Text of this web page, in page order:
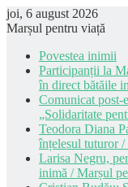
joi, 6 august 2026
Marșul pentru viață
Povestea inimii
Participanții la
în direct bătăile
Comunicat post-
„Solidaritate
Teodora Diana
înțelesul tuturor
Larisa Negru,
inimă / Marșul